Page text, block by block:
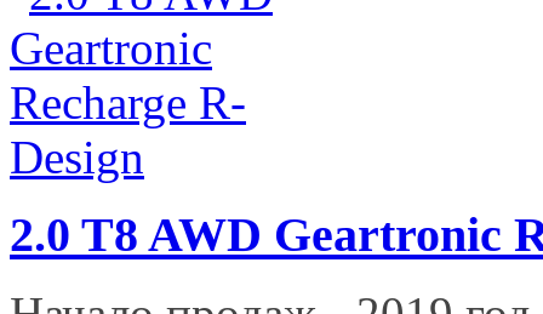
2.0 T8 AWD Geartronic